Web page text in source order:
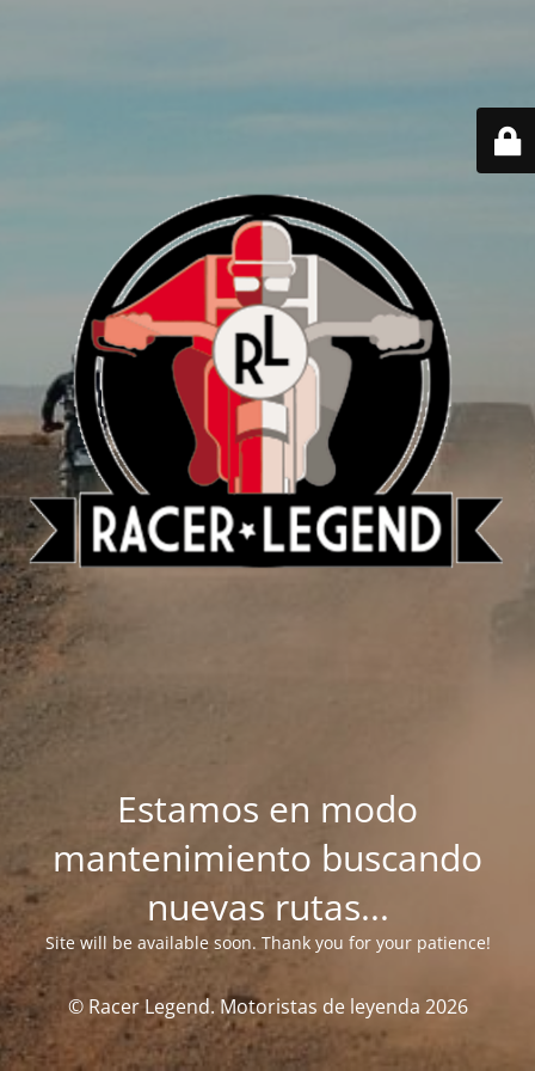
Estamos en modo
mantenimiento buscando
nuevas rutas...
Site will be available soon. Thank you for your patience!
© Racer Legend. Motoristas de leyenda 2026